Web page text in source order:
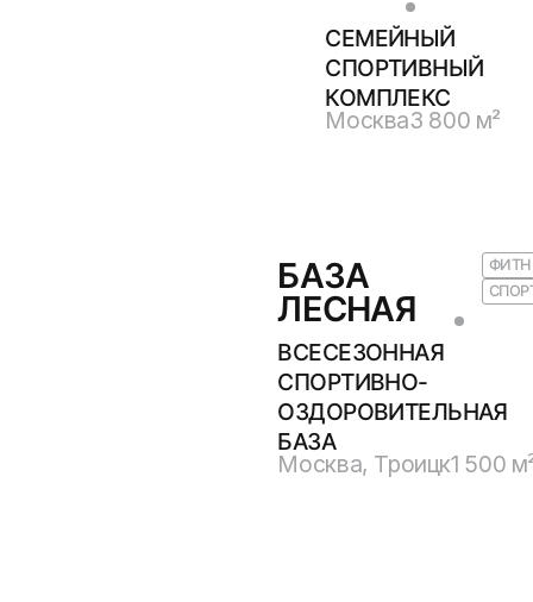
СЕМЕЙНЫЙ
СПОРТИВНЫЙ
КОМПЛЕКС
Москва3 800 м²
БАЗА
ЛЕСНАЯ
ВСЕСЕЗОННАЯ
СПОРТИВНО-
ОЗДОРОВИТЕЛЬНАЯ
БАЗА
Москва, Троицк1 500